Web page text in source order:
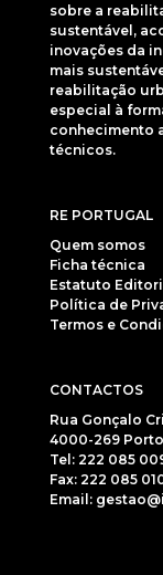
sobre a
sustentável,
inovações da
mais
reabilitação
especial à
conhecimento
técnicos.
RE PORTUGAL
Quem somos
Ficha técnica
Estatuto
Política de
Termos e
CONTACTOS
Rua Gonçalo
4000-269 Porto
Tel: 222 085
Fax: 222 085
Email: